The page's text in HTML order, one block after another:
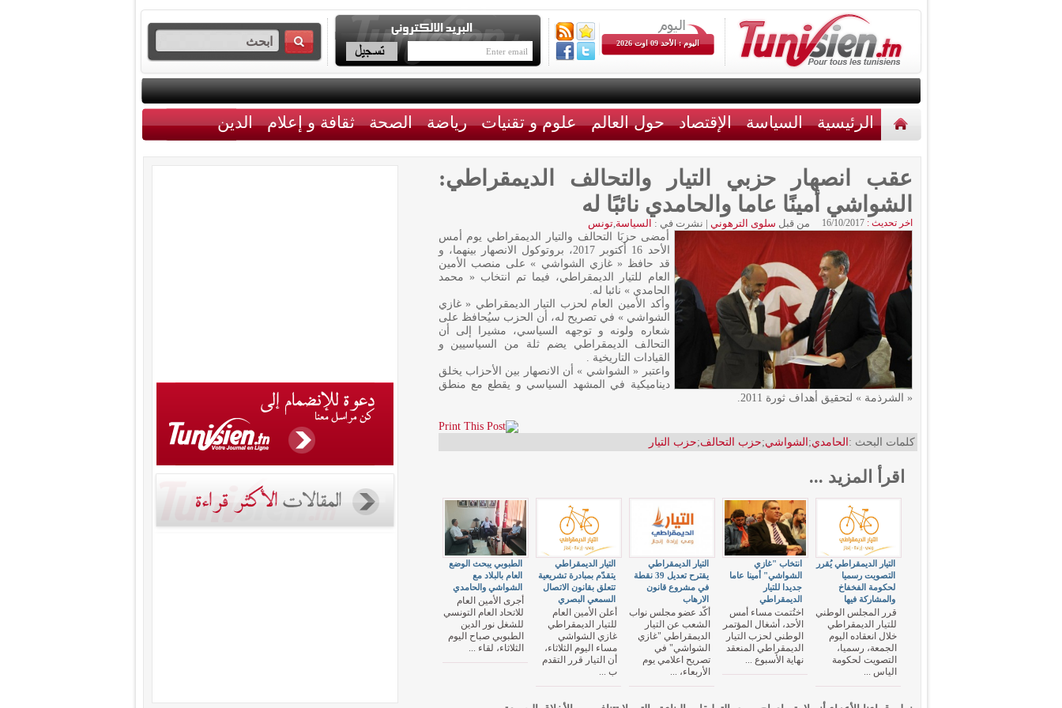
اليوم : الأحد 09 اوت 2026
الرئيسية السياسة الإقتصاد حول العالم علوم و تقنيات رياضة الصحة ثقافة و إعلام الدين
عقب انصهار حزبي التيار والتحالف الديمقراطي:
الشواشي أمينًا عاما والحامدي نائبًا له
اخر تحديث : 16/10/2017 من قبل سلوى الترهوني | نشرت في : السياسة,تونس
أمضى حزبَا التحالف والتيار الديمقراطي يوم أمس
الأحد 16 أكتوبر 2017، بروتوكول الانصهار بينهما، و
قد حافظ « غازي الشواشي » على منصب الأمين
العام للتيار الديمقراطي، فيما تم انتخاب « محمد
الحامدي » نائبا له.
وأكد الأمين العام لحزب التيار الديمقراطي « غازي
الشواشي » في تصريح له، أن الحزب سيُحافظ على
شعاره ولونه و توجهه السياسي، مشيرا إلى أن
التحالف الديمقراطي يضم ثلة من السياسيين و
القيادات التاريخية .
واعتبر « الشواشي » أن الانصهار بين الأحزاب يخلق
ديناميكية في المشهد السياسي و يقطع مع منطق
« الشرذمة » لتحقيق أهداف ثورة 2011.
كلمات البحث : الحامدي; الشواشي;حزب التحالف;حزب التيار
اقرأ المزيد ...
الطبوبي يبحث الوضع
العام بالبلاد مع
الشواشي والحامدي
أجرى الأمين العام
للاتحاد العام التونسي
للشغل نور الدين
الطبوبي صباح اليوم
الثلاثاء، لقاء ...
التيار الديمقراطي
يتقدّم بمبادرة تشريعية
تتعلق بقانون الاتصال
السمعي البصري
أعلن الأمين العام
للتيار الديمقراطي
غازي الشواشي
مساء اليوم الثلاثاء،
أن التيار قرر التقدم
ب ...
التيار الديمقراطي
يقترح تعديل 39 نقطة
في مشروع قانون
الارهاب
أكّد عضو مجلس نواب
الشعب عن التيار
الديمقراطي "غازي
الشواشي" في
تصريح اعلامي يوم
الأربعاء، ...
انتخاب "غازي
الشواشي" أمينا عاما
جديدا للتيار
الديمقراطي
اختُتمت مساء أمس
الأحد، أشغال المؤتمر
الوطني لحزب التيار
الديمقراطي المنعقد
نهاية الأسبوع ...
التيار الديمقراطي يُقرر
التصويت رسميا
لحكومة الفخفاخ
والمشاركة فيها
قرر المجلس الوطني
للتيار الديمقراطي
خلال انعقاده اليوم
الجمعة، رسميا،
التصويت لحكومة
الياس ...